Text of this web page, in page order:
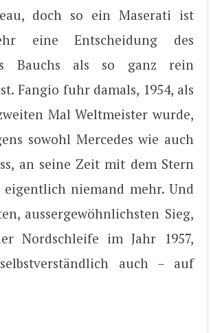
doch so ein Maserati ist
eine Entscheidung des
Bauchs als so ganz rein
Fangio fuhr damals, 1954, als
Mal Weltmeister wurde,
sowohl Mercedes wie auch
an seine Zeit mit dem Stern
niemand mehr. Und
aussergewöhnlichsten Sieg,
Nordschleife im Jahr 1957,
auch – auf